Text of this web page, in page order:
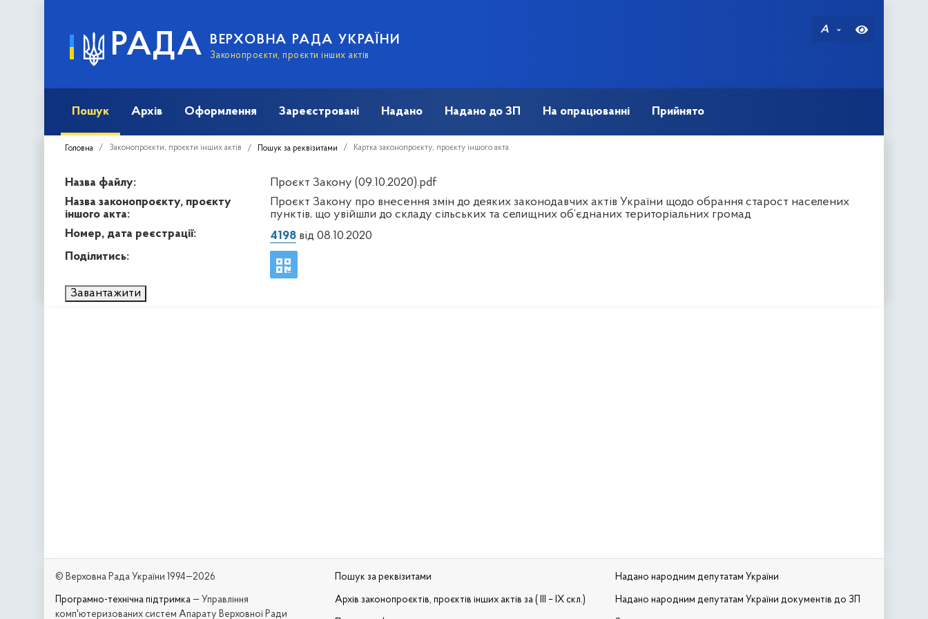
РАДА ВЕРХОВНА РАДА УКРАЇНИ
Законопроєкти, проєкти інших актів
A
Пошук Архів Оформлення Зареєстровані Надано Надано до ЗП На опрацюванні Прийнято
Головна Законопроєкти, проєкти інших актів Пошук за реквізитами Картка законопроєкту, проєкту іншого акта
Назва файлу:
Проєкт Закону (09.10.2020).pdf
Назва законопроєкту, проєкту
іншого акта:
Проєкт Закону про внесення змін до деяких законодавчих актів України щодо обрання старост населених
пунктів, що увійшли до складу сільських та селищних об’єднаних територіальних громад
Номер, дата реєстрації:
4198від 08.10.2020
Поділитись:
Завантажити
© Верховна Рада України 1994—2026
Програмно-технічна підтримка — Управління
комп'ютеризованих систем Апарату Верховної Ради
Пошук за реквізитами
Архів законопроєктів, проєктів інших актів за ( III – IX скл.)
Надано народним депутатам України
Надано народним депутатам України документів до ЗП